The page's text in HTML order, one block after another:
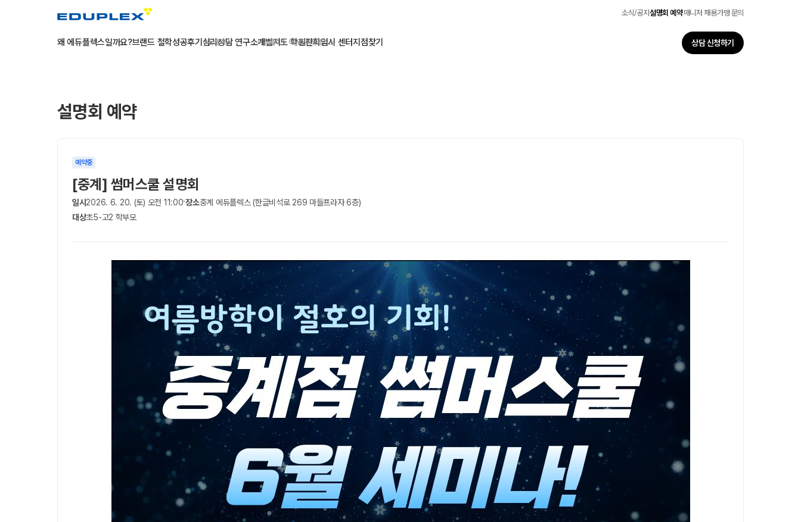
소식/공지설명회 예약매니저 채용가맹 문의
왜 에듀플렉스일까요?브랜드 철학성공후기 에듀플렉스
심리상담 연구소에듀플렉스 에듀코치
개별지도 학원에듀플렉스
진학입시 센터지점찾기 상담 신청하기
설명회 예약
예약중
[중계] 썸머스쿨 설명회
일시2026. 6. 20. (토) 오전 11:00·장소중계 에듀플렉스 (한글비석로 269 마들프라자 6층)
대상초5-고2 학부모